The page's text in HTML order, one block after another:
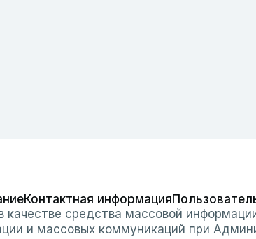
Контактная информация
качестве средства массовой
и массовых коммуникаций при